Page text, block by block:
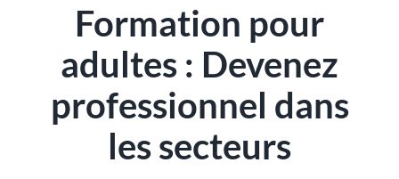
Formation pour
adultes : Devenez
professionnel dans
les secteurs